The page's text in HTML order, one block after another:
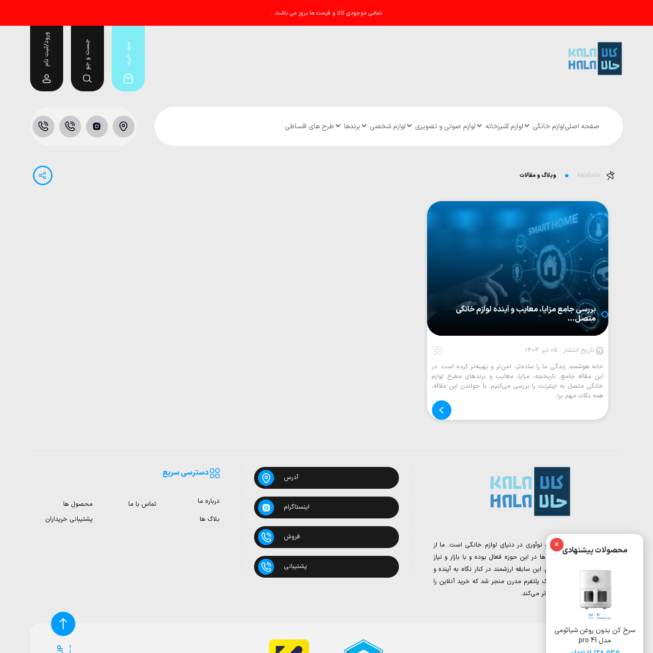
× محصولات پیشنهادی
روغن شیائومی
DEM-KZ150W
تمامی موجودی کالا و قیمت ها بروز می باشند .
سبد خرید جست و جو ورود/ثبت نام
صفحه اصلیلوازم خانگی لوازم آشپزخانه لوازم صوتی و تصویری لوازم شخصی برندها طرح های اقساطی
kalahala وبلاگ و مقالات
بررسی جامع مزایا، معایب و آینده لوازم خانگی
متصل...
تاریخ انتشار : 05 تیر 1404
خانه هوشمند زندگی ما را ساده‌تر، امن‌تر و بهینه‌تر کرده است. در
این مقاله جامع، تاریخچه، مزایا، معایب و برندهای مطرح لوازم
خانگی متصل به اینترنت را بررسی می‌کنیم. با خواندن این مقاله،
همه نکات مهم برا...
کالا حالا، نقطه تلاقی تجربه و نوآوری در دنیای لوازم خانگی است. ما از
تیمی تشکیل شده‌ایم که سال‌ها در این حوزه فعال بوده و با بازار و نیاز
مشتریان به‌خوبی آشنا هستیم. این سابقه ارزشمند در کنار نگاه به آینده و
دیجیتال مارکتینگ، به خلق یک پلتفرم مدرن منجر شد که خرید آنلاین را
برای شما ساده‌تر و هوشمندانه‌تر می‌کند.
آدرس
اینستاگرام
فروش
پشتیبانی
دسترسی سریع
درباره ما تماس با ما
محصول ها
بلاگ ها
پشتیبانی خریداران